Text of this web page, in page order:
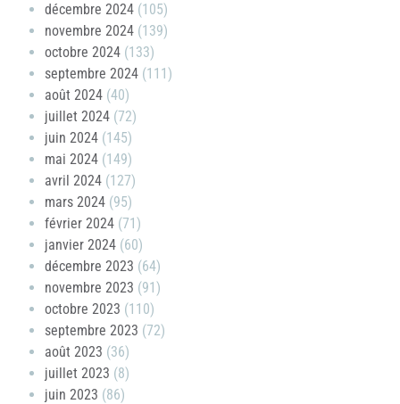
décembre 2024 (105)
novembre 2024 (139)
octobre 2024 (133)
septembre 2024 (111)
août 2024 (40)
juillet 2024 (72)
juin 2024 (145)
mai 2024 (149)
avril 2024 (127)
mars 2024 (95)
février 2024 (71)
janvier 2024 (60)
décembre 2023 (64)
novembre 2023 (91)
octobre 2023 (110)
septembre 2023 (72)
août 2023 (36)
juillet 2023 (8)
juin 2023 (86)